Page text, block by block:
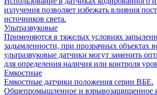
излучения позволяет избежать влияния
источников света.
Ультразвуковые
Применяются в тяжелых условиях
задымленности, при прозрачных объектах
ультразвуковые датчики могут заменить
для определения наличия или контроля
Емкостные
Емкостные датчики положения серии ВБЕ.
Общепромышленное и взрывозащищенное